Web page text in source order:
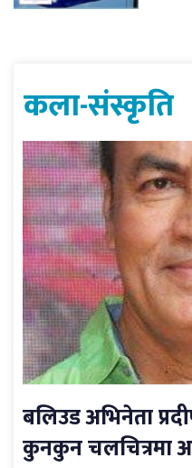
कला-संस्कृति
बलिउड अभिनेता
कुनकुन चलचित्रमा